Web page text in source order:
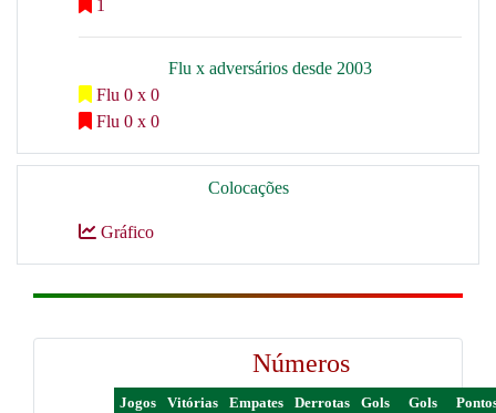
1
Flu x adversários desde 2003
Flu 0 x 0
Flu 0 x 0
Colocações
Gráfico
Números
Jogos Vitórias Empates Derrotas
Gols
Gols